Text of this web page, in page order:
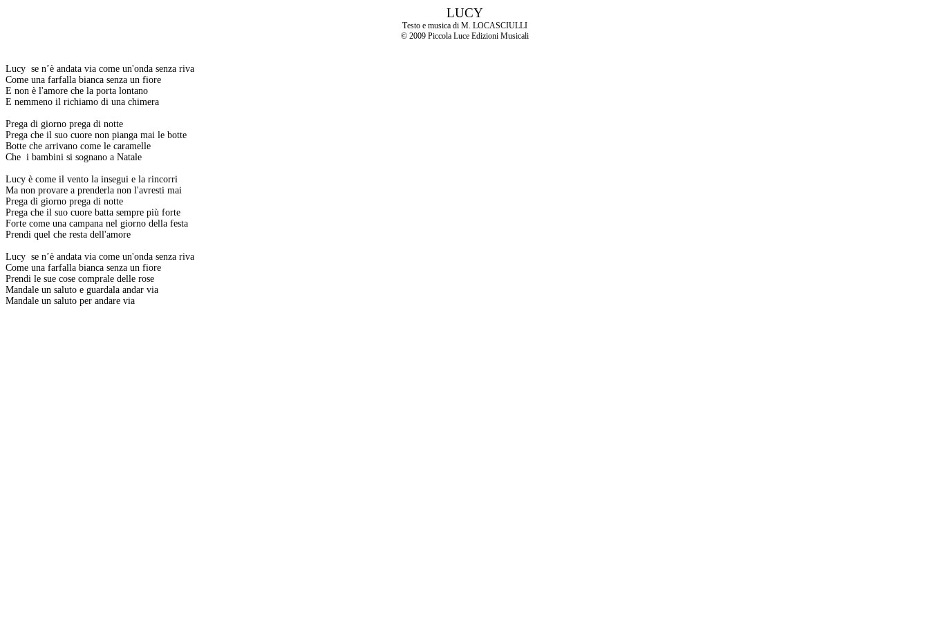
LUCY
Testo e musica di M. LOCASCIULLI
© 2009 Piccola Luce Edizioni Musicali
Lucy se n’è andata via come un'onda senza riva
Come una farfalla bianca senza un fiore
E non è l'amore che la porta lontano
E nemmeno il richiamo di una chimera
Prega di giorno prega di notte
Prega che il suo cuore non pianga mai le botte
Botte che arrivano come le caramelle
Che i bambini si sognano a Natale
Lucy è come il vento la insegui e la rincorri
Ma non provare a prenderla non l'avresti mai
Prega di giorno prega di notte
Prega che il suo cuore batta sempre più forte
Forte come una campana nel giorno della festa
Prendi quel che resta dell'amore
Lucy se n’è andata via come un'onda senza riva
Come una farfalla bianca senza un fiore
Prendi le sue cose comprale delle rose
Mandale un saluto e guardala andar via
Mandale un saluto per andare via